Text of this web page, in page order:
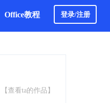
Office教程 登录/注册
【查看ta的作品】